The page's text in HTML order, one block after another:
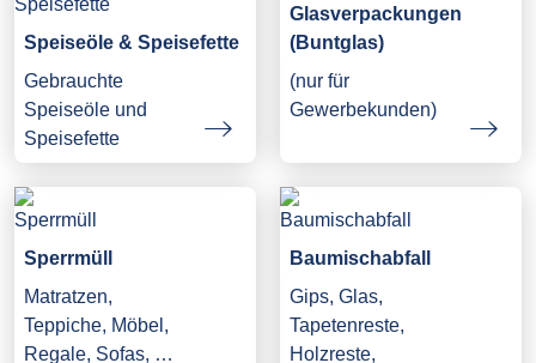
Speiseöle & Speisefette
Gebrauchte
Speiseöle und
Speisefette
Glasverpackungen
(Buntglas)
(nur für
Gewerbekunden)
Sperrmüll
Matratzen,
Teppiche, Möbel,
Regale, Sofas, …
Baumischabfall
Gips, Glas,
Tapetenreste,
Holzreste,